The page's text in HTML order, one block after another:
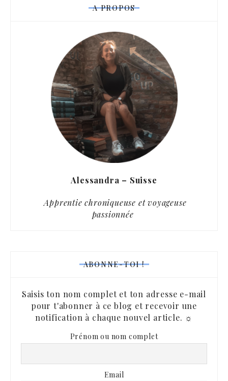
A PROPOS
Alessandra – Suisse
Apprentie chroniqueuse et voyageuse
passionnée
ABONNE-TOI !
Saisis ton nom complet et ton adresse e-mail
pour t'abonner à ce blog et recevoir une
notification à chaque nouvel article. ☼
Prénom ou nom complet
Email